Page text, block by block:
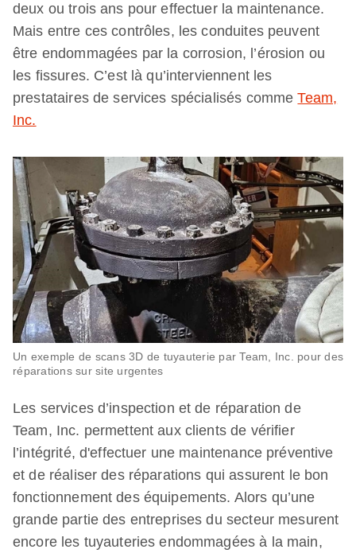
deux ou trois ans pour effectuer la maintenance.
Mais entre ces contrôles, les conduites peuvent
être endommagées par la corrosion, l’érosion ou
les fissures. C’est là qu’interviennent les
prestataires de services spécialisés commeTeam,
Inc.
Un exemple de scans 3D de tuyauterie par Team, Inc. pour des
réparations sur site urgentes
Les services d’inspection et de réparation de
Team, Inc. permettent aux clients de vérifier
l’intégrité, d'effectuer une maintenance préventive
et de réaliser des réparations qui assurent le bon
fonctionnement des équipements. Alors qu’une
grande partie des entreprises du secteur mesurent
encore les tuyauteries endommagées à la main,